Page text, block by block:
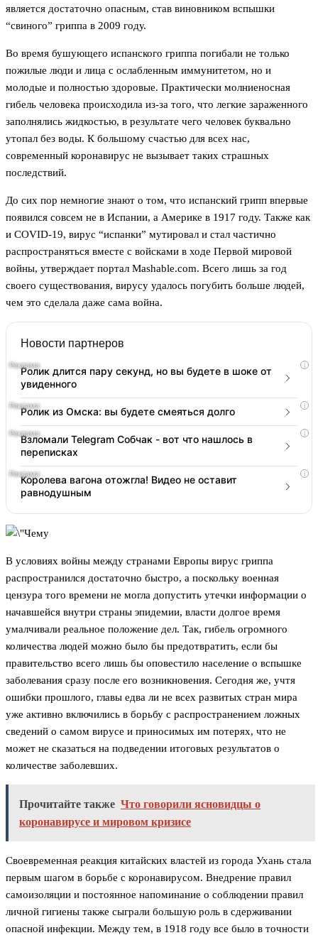
является достаточно опасным, став виновником вспышки
“свиного” гриппа в 2009 году.
Во время бушующего испанского гриппа погибали не только
пожилые люди и лица с ослабленным иммунитетом, но и
молодые и полностью здоровые. Практически молниеносная
гибель человека происходила из-за того, что легкие зараженного
заполнялись жидкостью, в результате чего человек буквально
утопал без воды. К большому счастью для всех нас,
современный коронавирус не вызывает таких страшных
последствий.
До сих пор немногие знают о том, что испанский грипп впервые
появился совсем не в Испании, а Америке в 1917 году. Также как
и COVID-19, вирус “испанки” мутировал и стал частично
распространяться вместе с войсками в ходе Первой мировой
войны, утверждает портал Mashable.com. Всего лишь за год
своего существования, вирусу удалось погубить больше людей,
чем это сделала даже сама война.
Новости партнеров
i
Ролик длится пару секунд, но вы будете в шоке от
увиденного
i
Ролик из Омска: вы будете смеяться долго
i
Взломали Telegram Собчак - вот что нашлось в
переписках
i
Королева вагона отожгла! Видео не оставит
равнодушным
В условиях войны между странами Европы вирус гриппа
распространился достаточно быстро, а поскольку военная
цензура того времени не могла допустить утечки информации о
начавшейся внутри страны эпидемии, власти долгое время
умалчивали реальное положение дел. Так, гибель огромного
количества людей можно было бы предотвратить, если бы
правительство всего лишь бы оповестило население о вспышке
заболевания сразу после его возникновения. Сегодня же, учтя
ошибки прошлого, главы едва ли не всех развитых стран мира
уже активно включились в борьбу с распространением ложных
сведений о самом вирусе и приносимых им потерях, что не
может не сказаться на подведении итоговых результатов о
количестве заболевших.
Прочитайте также Что говорили ясновидцы о
коронавирусе и мировом кризисе
Своевременная реакция китайских властей из города Ухань стала
первым шагом в борьбе с коронавирусом. Внедрение правил
самоизоляции и постоянное напоминание о соблюдении правил
личной гигиены также сыграли большую роль в сдерживании
опасной инфекции. Между тем, в 1918 году все было в точности